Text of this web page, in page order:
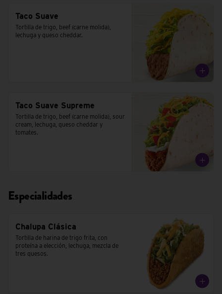
Taco Suave
Tortilla de trigo, beef (carne molida),
lechuga y queso cheddar.
Taco Suave Supreme
Tortilla de trigo, beef (carne molida), sour
cream, lechuga, queso cheddar y
tomates.
Especialidades
Chalupa Clásica
Tortilla de harina de trigo frita, con
proteína a elección, lechuga, mezcla de
tres quesos.